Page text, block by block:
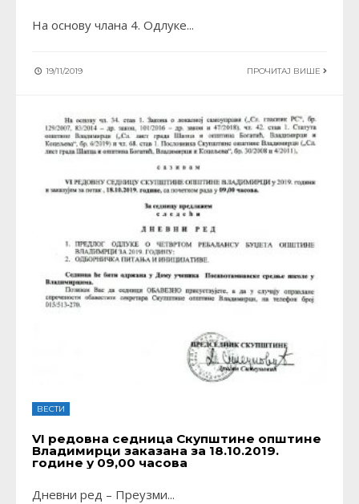
На основу члана 4. Одлуке...
19/11/2019 ПРОЧИТАЈ ВИШЕ
ВЕСТИ
VI редовна седница Скупштине општине
Владимирци заказана за 18.10.2019.
године у 09,00 часова
Дневни ред – Преузми...